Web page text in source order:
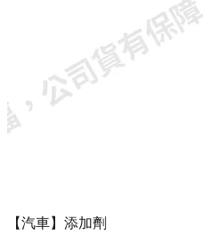
【汽車】添加劑